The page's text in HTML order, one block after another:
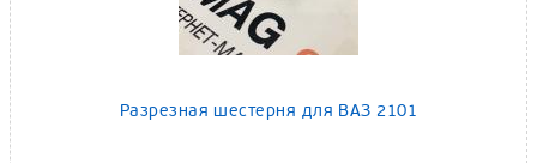
Разрезная шестерня для ВАЗ 2101